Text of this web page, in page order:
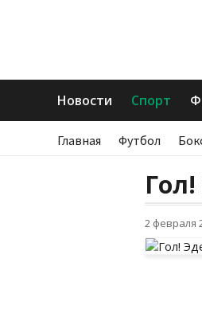
Новости Спорт
Главная Футбол
2 февраля